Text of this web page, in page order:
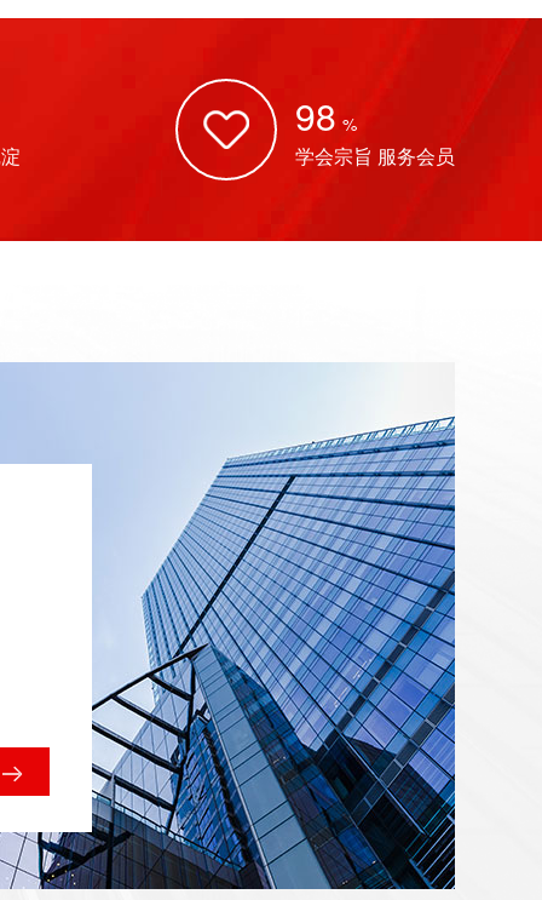
98 %
学会宗旨 服务会员